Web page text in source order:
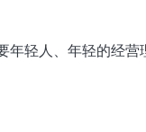
年轻人、年轻的经营